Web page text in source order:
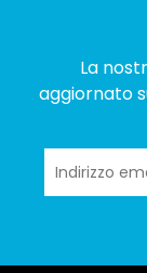
La
aggiornato